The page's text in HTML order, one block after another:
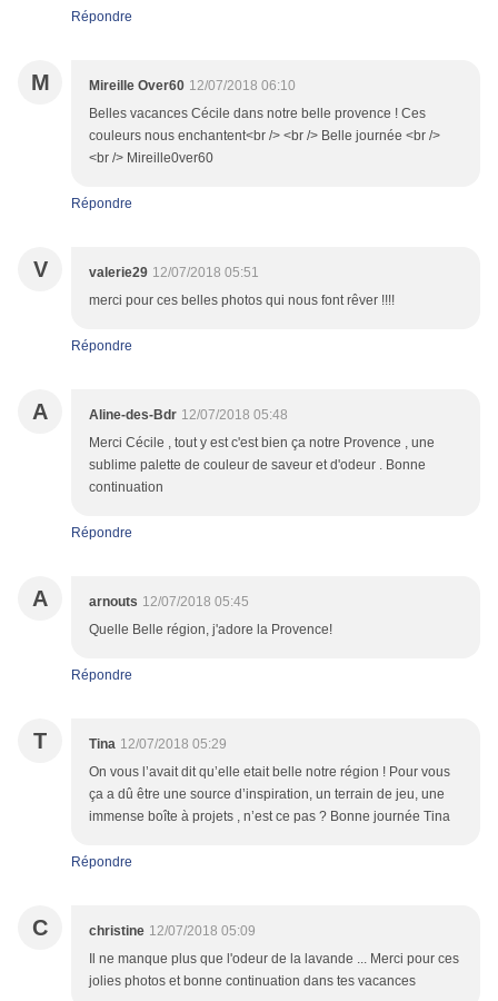
Répondre
M Mireille Over60 12/07/2018 06:10
Belles vacances Cécile dans notre belle provence ! Ces
couleurs nous enchantent<br /> <br /> Belle journée <br />
<br /> Mireille0ver60
Répondre
V valerie29 12/07/2018 05:51
merci pour ces belles photos qui nous font rêver !!!!
Répondre
A Aline-des-Bdr 12/07/2018 05:48
Merci Cécile , tout y est c'est bien ça notre Provence , une
sublime palette de couleur de saveur et d'odeur . Bonne
continuation
Répondre
A arnouts 12/07/2018 05:45
Quelle Belle région, j'adore la Provence!
Répondre
T Tina 12/07/2018 05:29
On vous l’avait dit qu’elle etait belle notre région ! Pour vous
ça a dû être une source d’inspiration, un terrain de jeu, une
immense boîte à projets , n’est ce pas ? Bonne journée Tina
Répondre
C christine 12/07/2018 05:09
Il ne manque plus que l'odeur de la lavande ... Merci pour ces
jolies photos et bonne continuation dans tes vacances